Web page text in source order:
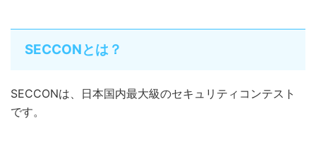
SECCONとは？
SECCONは、日本国内最大級のセキュリティコンテスト
です。